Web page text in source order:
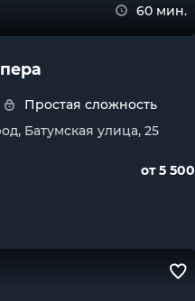
60 мин.
Простая сложность
Батумская улица, 25
от 5 500